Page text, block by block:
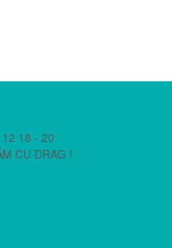
18 - 20
CU DRAG !